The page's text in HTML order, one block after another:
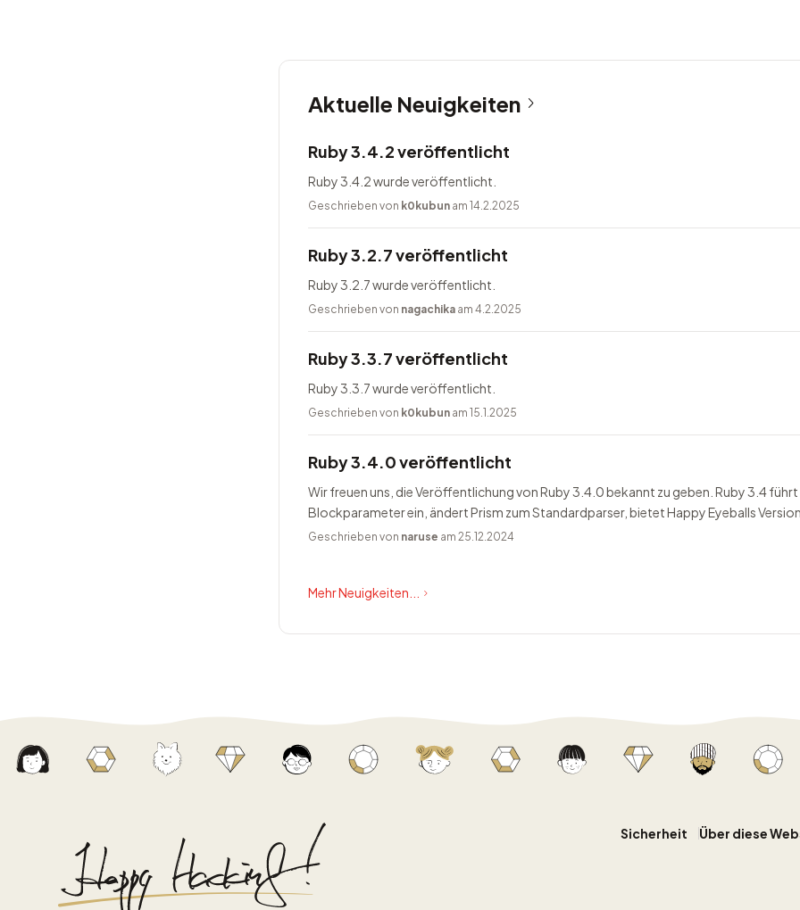
Aktuelle Neuigkeiten
Ruby 3.4.2 veröffentlicht
Ruby 3.4.2 wurde veröffentlicht.
Geschrieben von k0kubun am 14.2.2025
Ruby 3.2.7 veröffentlicht
Ruby 3.2.7 wurde veröffentlicht.
Geschrieben von nagachika am 4.2.2025
Ruby 3.3.7 veröffentlicht
Ruby 3.3.7 wurde veröffentlicht.
Geschrieben von k0kubun am 15.1.2025
Ruby 3.4.0 veröffentlicht
Wir freuen uns, die Veröffentlichung von Ruby 3.4.0 bekannt zu geben. Ruby 3.4
Blockparameter ein, ändert Prism zum Standardparser, bietet Happy Eyeballs
Geschrieben von naruse am 25.12.2024
Mehr Neuigkeiten...
Sicherheit Über diese